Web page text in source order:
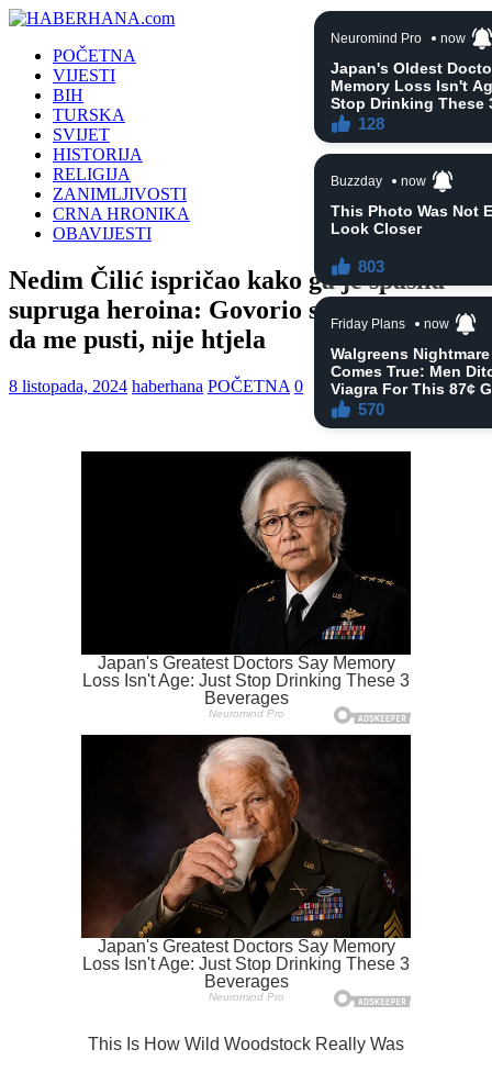
POČETNA
VIJESTI
BIH
TURSKA
SVIJET
HISTORIJA
RELIGIJA
ZANIMLJIVOSTI
CRNA HRONIKA
OBAVIJESTI
Nedim Čilić ispričao kako ga je spasila
supruga heroina: Govorio sam joj da ide,
da me pusti, nije htjela
8 listopada, 2024 haberhana POČETNA 0